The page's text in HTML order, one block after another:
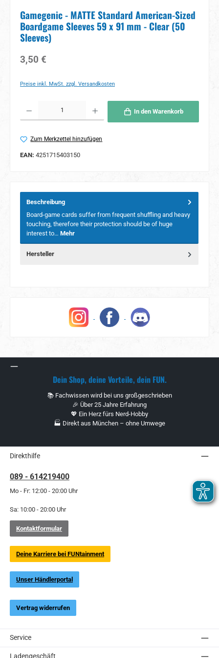
Gamegenic - MATTE Standard American-Sized
Boardgame Sleeves 59 x 91 mm - Clear (50
Sleeves)
Regulärer Preis:
3,50 €
Preise inkl. MwSt. zzgl. Versandkosten
In den Warenkorb
Zum Merkzettel hinzufügen
EAN: 4251715403150
Beschreibung
Board-game cards suffer from frequent shuffling and heavy
touching, therefore their protection should be of huge
interest to… Mehr
Hersteller
Dein Shop, deine Vorteile, dein FUN.
📚 Fachwissen wird bei uns großgeschrieben
🎉 Über 25 Jahre Erfahrung
💖 Ein Herz fürs Nerd-Hobby
🏭 Direkt aus München – ohne Umwege
Direkthilfe
089 - 614219400
Mo - Fr: 12:00 - 20:00 Uhr
Sa: 10:00 - 20:00 Uhr
Kontaktformular
Deine Karriere bei FUNtainment
Unser Händlerportal
Vertrag widerrufen
Service
Ladengeschäft